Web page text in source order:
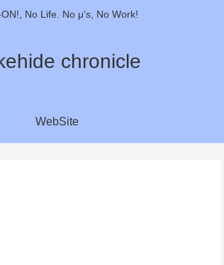
No Life. No μ's, No Work!
chronicle
WebSite